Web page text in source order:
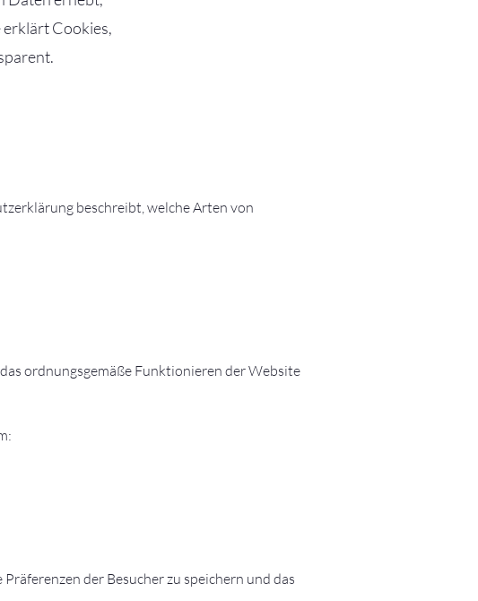
Cookies,
beschreibt, welche Arten von
ordnungsgemäße Funktionieren der Website
der Besucher zu speichern und das